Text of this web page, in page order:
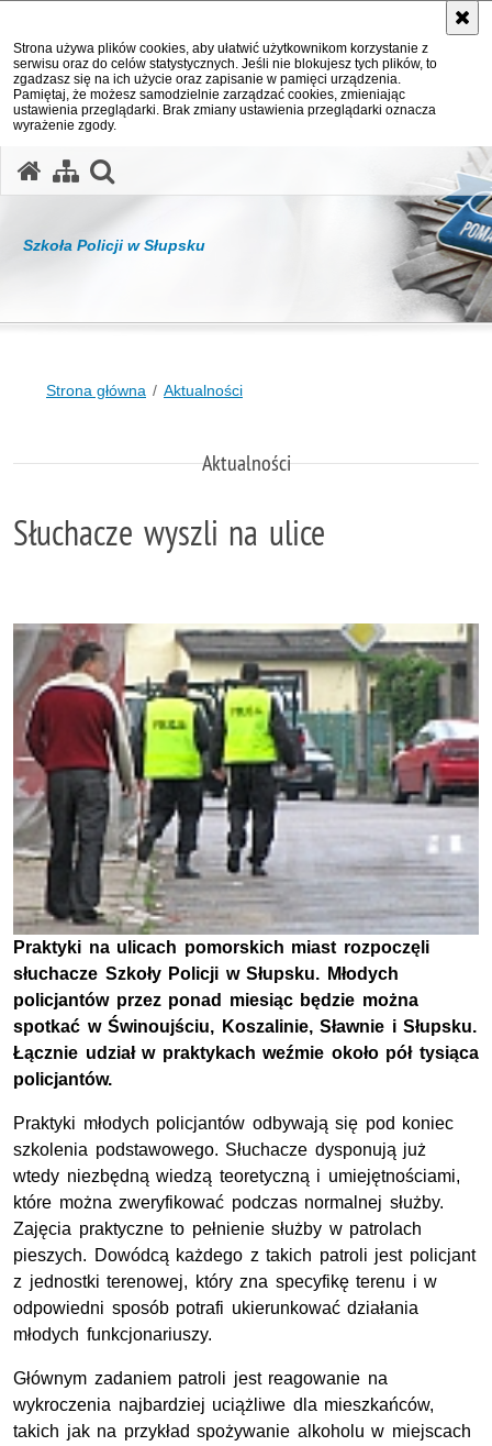
Strona używa plików cookies, aby ułatwić użytkownikom korzystanie z
serwisu oraz do celów statystycznych. Jeśli nie blokujesz tych plików, to
zgadzasz się na ich użycie oraz zapisanie w pamięci urządzenia.
Pamiętaj, że możesz samodzielnie zarządzać cookies, zmieniając
ustawienia przeglądarki. Brak zmiany ustawienia przeglądarki oznacza
wyrażenie zgody.
Szkoła Policji w Słupsku
Strona główna Aktualności
Aktualności
Słuchacze wyszli na ulice
Praktyki na ulicach pomorskich miast rozpoczęli
słuchacze Szkoły Policji w Słupsku. Młodych
policjantów przez ponad miesiąc będzie można
spotkać w Świnoujściu, Koszalinie, Sławnie i Słupsku.
Łącznie udział w praktykach weźmie około pół tysiąca
policjantów.
Praktyki młodych policjantów odbywają się pod koniec
szkolenia podstawowego. Słuchacze dysponują już
wtedy niezbędną wiedzą teoretyczną i umiejętnościami,
które można zweryfikować podczas normalnej służby.
Zajęcia praktyczne to pełnienie służby w patrolach
pieszych. Dowódcą każdego z takich patroli jest policjant
z jednostki terenowej, który zna specyfikę terenu i w
odpowiedni sposób potrafi ukierunkować działania
młodych funkcjonariuszy.
Głównym zadaniem patroli jest reagowanie na
wykroczenia najbardziej uciążliwe dla mieszkańców,
takich jak na przykład spożywanie alkoholu w miejscach